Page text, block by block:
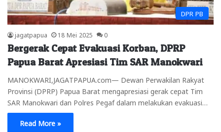
DPR PB
jagatpapua 18 Mei 2025 0
Bergerak Cepat Evakuasi Korban, DPRP
Papua Barat Apresiasi Tim SAR Manokwari
MANOKWARI,JAGATPAPUA.com— Dewan Perwakilan Rakyat
Provinsi (DPRP) Papua Barat mengapresiasi gerak cepat Tim
SAR Manokwari dan Polres Pegaf dalam melakukan evakuasi…
Read More »